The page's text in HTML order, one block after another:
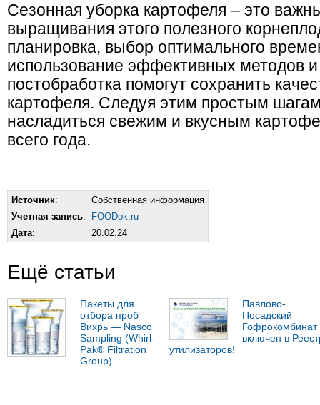
Сезонная уборка картофеля – это
выращивания этого полезного
планировка, выбор оптимального
использование эффективных методов
постобработка помогут сохранить
картофеля. Следуя этим простым
насладиться свежим и вкусным
всего года.
Источник:
Собственная информация
Учетная запись:
FOODok.ru
Дата: 20.02.24
Ещё статьи
Пакеты для
отбора проб
Вихрь — Nasco
Sampling (Whirl-
Pak® Filtration
Group)
Павлово-
Посадский
Гофрокомбинат
включен в
утилизаторов!